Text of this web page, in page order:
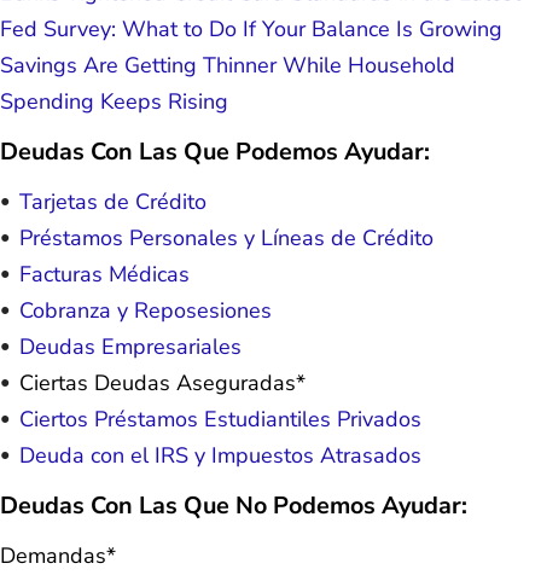
Fed Survey: What to Do If Your Balance Is Growing
Savings Are Getting Thinner While Household
Spending Keeps Rising
Deudas Con Las Que Podemos Ayudar:
Tarjetas de Crédito
Préstamos Personales y Líneas de Crédito
Facturas Médicas
Cobranza y Reposesiones
Deudas Empresariales
Ciertas Deudas Aseguradas*
Ciertos Préstamos Estudiantiles Privados
Deuda con el IRS y Impuestos Atrasados
Deudas Con Las Que No Podemos Ayudar:
Demandas*